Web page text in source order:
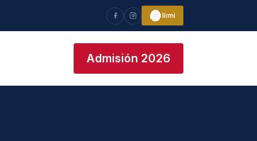
Admisión 2026